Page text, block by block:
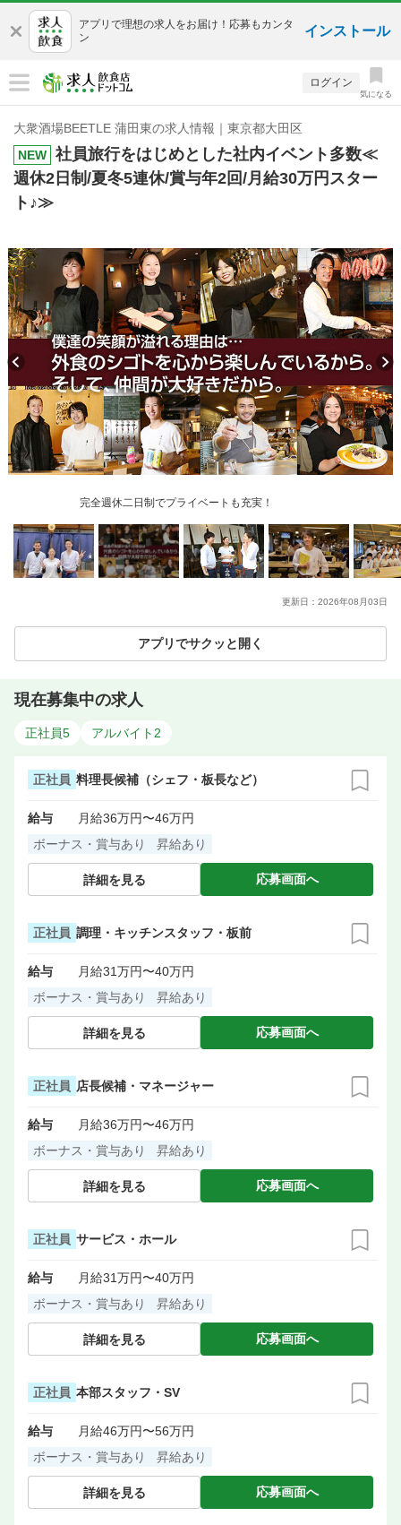
アプリで理想の求人をお届け！応募もカンタ
ン
インストール
ログイン
気になる
大衆酒場BEETLE 蒲田東の求人情報｜東京都大田区
NEW
社員旅行をはじめとした社内イベント多数≪
週休2日制/夏冬5連休/賞与年2回/月給30万円スター
ト♪≫
完全週休二日制でプライベートも充実！
更新日： 2026年08月03日
アプリでサクッと開く
現在募集中の求人
正社員5 アルバイト 2
正社員 料理長候補（シェフ・板長など）
給与
月給36万円〜46万円
ボーナス・賞与あり
昇給あり
詳細を見る 応募画面へ
正社員 調理・キッチンスタッフ・板前
給与
月給31万円〜40万円
ボーナス・賞与あり
昇給あり
詳細を見る 応募画面へ
正社員 店長候補・マネージャー
給与
月給36万円〜46万円
ボーナス・賞与あり
昇給あり
詳細を見る 応募画面へ
正社員 サービス・ホール
給与
月給31万円〜40万円
ボーナス・賞与あり
昇給あり
詳細を見る 応募画面へ
正社員 本部スタッフ・SV
給与
月給46万円〜56万円
ボーナス・賞与あり
昇給あり
詳細を見る 応募画面へ